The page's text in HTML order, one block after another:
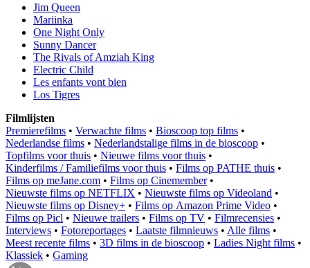
Jim Queen
Mariinka
One Night Only
Sunny Dancer
The Rivals of Amziah King
Electric Child
Les enfants vont bien
Los Tigres
Filmlijsten
Premierefilms • Verwachte films • Bioscoop top films •
Nederlandse films • Nederlandstalige films in de bioscoop •
Topfilms voor thuis • Nieuwe films voor thuis •
Kinderfilms / Familiefilms voor thuis • Films op PATHE thuis •
Films op meJane.com • Films op Cinemember•
Nieuwste films op NETFLIX • Nieuwste films op Videoland •
Nieuwste films op Disney+ • Films op Amazon Prime Video •
Films op Picl • Nieuwe trailers • Films op TV • Filmrecensies •
Interviews • Fotoreportages • Laatste filmnieuws • Alle films •
Meest recente films • 3D films in de bioscoop • Ladies Night films •
Klassiek • Gaming